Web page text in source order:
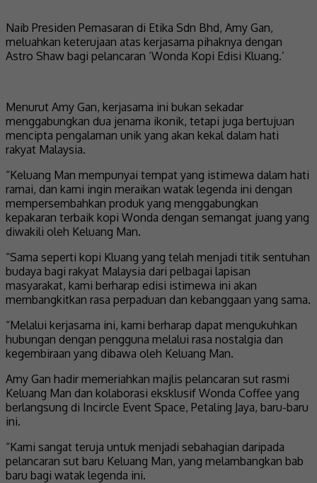
Naib Presiden Pemasaran di Etika Sdn Bhd, Amy Gan,
meluahkan keterujaan atas kerjasama pihaknya dengan
Astro Shaw bagi pelancaran ‘Wonda Kopi Edisi Kluang.’
Menurut Amy Gan, kerjasama ini bukan sekadar
menggabungkan dua jenama ikonik, tetapi juga bertujuan
mencipta pengalaman unik yang akan kekal dalam hati
rakyat Malaysia.
“Keluang Man mempunyai tempat yang istimewa dalam hati
ramai, dan kami ingin meraikan watak legenda ini dengan
mempersembahkan produk yang menggabungkan
kepakaran terbaik kopi Wonda dengan semangat juang yang
diwakili oleh Keluang Man.
“Sama seperti kopi Kluang yang telah menjadi titik sentuhan
budaya bagi rakyat Malaysia dari pelbagai lapisan
masyarakat, kami berharap edisi istimewa ini akan
membangkitkan rasa perpaduan dan kebanggaan yang sama.
“Melalui kerjasama ini, kami berharap dapat mengukuhkan
hubungan dengan pengguna melalui rasa nostalgia dan
kegembiraan yang dibawa oleh Keluang Man.
Amy Gan hadir memeriahkan majlis pelancaran sut rasmi
Keluang Man dan kolaborasi eksklusif Wonda Coffee yang
berlangsung di Incircle Event Space, Petaling Jaya, baru-baru
ini.
“Kami sangat teruja untuk menjadi sebahagian daripada
pelancaran sut baru Keluang Man, yang melambangkan bab
baru bagi watak legenda ini.